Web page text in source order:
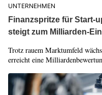
UNTERNEHMEN
Finanzspritze für Start-
steigt zum Milliarden-
Trotz rauem Marktumfeld
erreicht eine